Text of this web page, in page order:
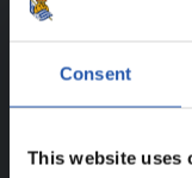
Consent
This website uses
Ce contenu est